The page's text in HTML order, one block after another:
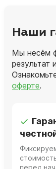
Наши
Мы несём
результат
оферте.
перед